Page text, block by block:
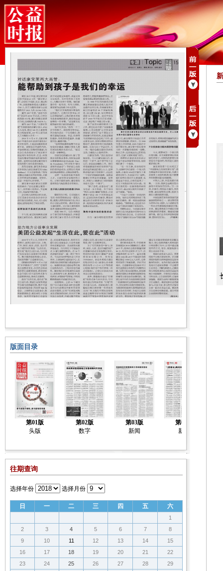
版面目录
第01版
头版
第02版
数字
第03版
新闻
第04版
新闻
往期查询
选择年份 选择月份
日 一 二 三 四 五 六
1
2
3 4 5 6 7
8
9
10 11 12 13 14
15
16
17 18 19 20 21
22
23
24 25 26 27 28
29